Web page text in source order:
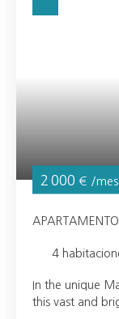
2 000€ /mes
4
In the unique
this vast and